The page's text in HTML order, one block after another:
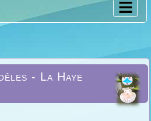
- La Haye